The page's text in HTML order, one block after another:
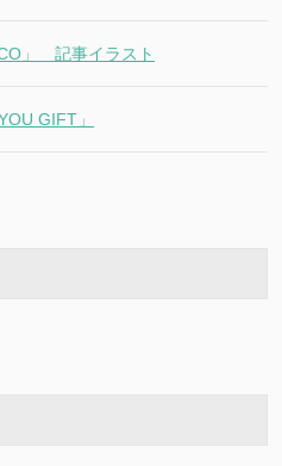
」 記事イラスト
GIFT」